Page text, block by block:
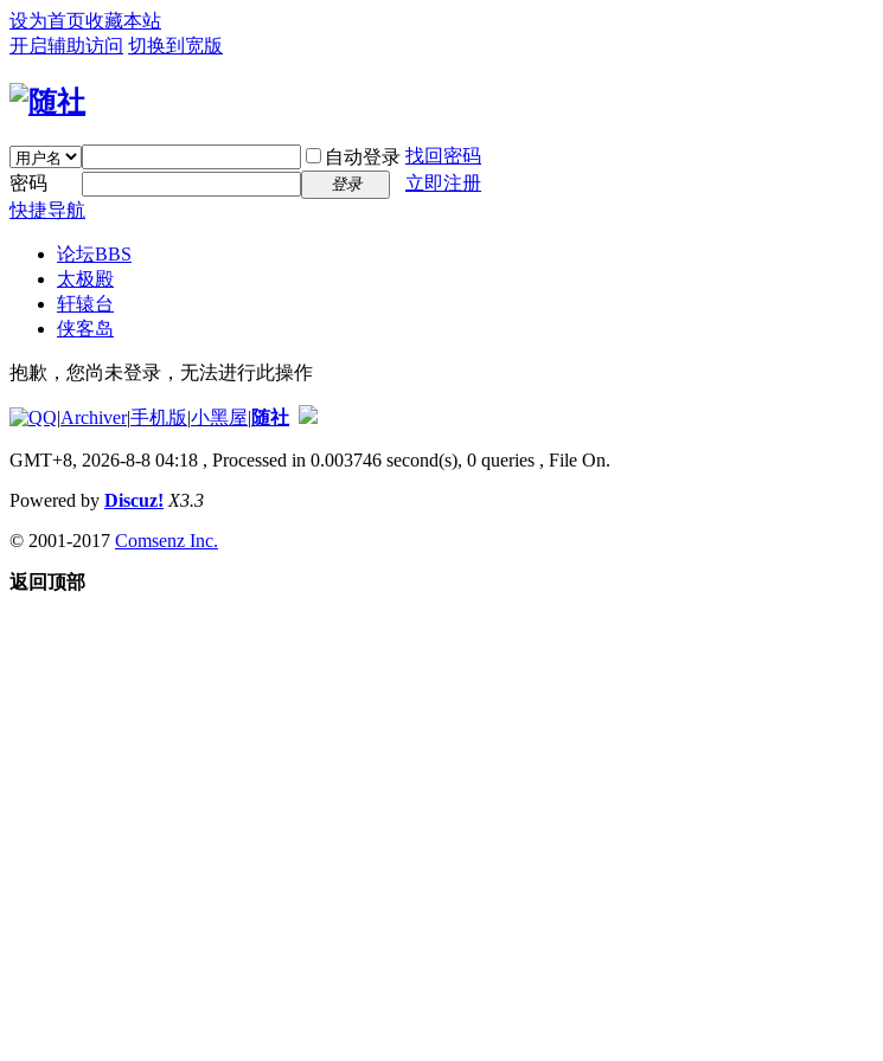
设为首页收藏本站
开启辅助访问 切换到宽版
自动登录 找回密码
密码
登录
立即注册
快捷导航
论坛BBS
太极殿
轩辕台
侠客岛
抱歉，您尚未登录，无法进行此操作
|Archiver|手机版|小黑屋|随社
GMT+8, 2026-8-8 04:18 , Processed in 0.003746 second(s), 0 queries , File On.
Powered by Discuz! X3.3
© 2001-2017 Comsenz Inc.
返回顶部